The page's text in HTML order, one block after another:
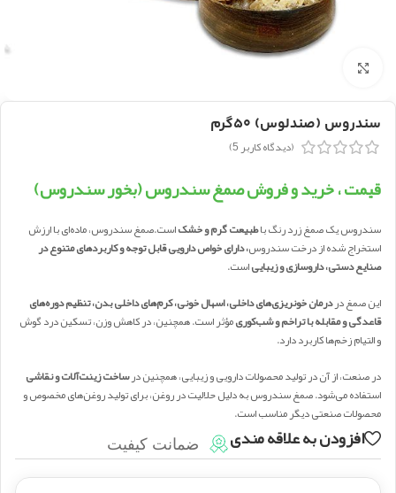
بزرگنمایی تصویر
سندروس (صندلوس) ۵۰گرم
(دیدگاه کاربر 5
)
قیمت ، خرید و فروش صمغ سندروس (بخور سندروس)
سندروس یک صمغ زرد رنگ باطبیعت گرم و خشکاست.صمغ سندروس، ماده‌ای با ارزش
استخراج شده از درخت سندروس، دارای خواص دارویی قابل توجه و کاربردهای متنوع در
صنایع دستی، داروسازی و زیباییاست.
این صمغ دردرمان خونریزی‌های داخلی، اسهال خونی، کرم‌های داخلی بدن، تنظیم دوره‌های
قاعدگی و مقابله با تراخم و شب‌کوریمؤثر است. همچنین، در کاهش وزن، تسکین درد گوش
و التیام زخم‌ها کاربرد دارد.
در صنعت، از آن در تولید محصولات دارویی و زیبایی، همچنین درساخت زینت‌آلات و نقاشی
استفاده می‌شود. صمغ سندروس به دلیل حلالیت در روغن، برای تولید روغن‌های مخصوص و
محصولات صنعتی دیگر مناسب است.
افزودن به علاقه مندی ضمانت کیفیت